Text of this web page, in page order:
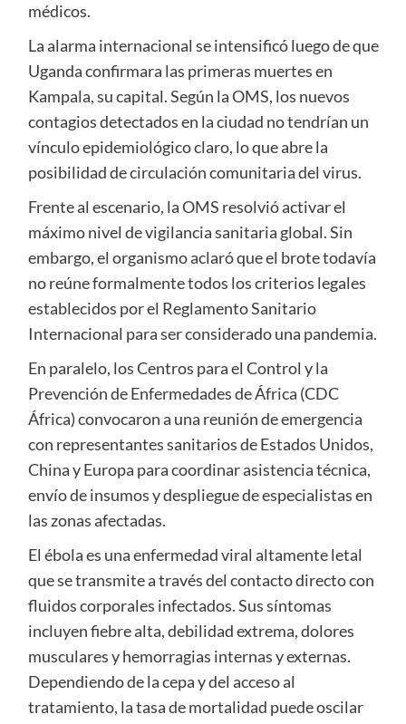
médicos.
La alarma internacional se intensificó luego de que
Uganda confirmara las primeras muertes en
Kampala, su capital. Según la OMS, los nuevos
contagios detectados en la ciudad no tendrían un
vínculo epidemiológico claro, lo que abre la
posibilidad de circulación comunitaria del virus.
Frente al escenario, la OMS resolvió activar el
máximo nivel de vigilancia sanitaria global. Sin
embargo, el organismo aclaró que el brote todavía
no reúne formalmente todos los criterios legales
establecidos por el Reglamento Sanitario
Internacional para ser considerado una pandemia.
En paralelo, los Centros para el Control y la
Prevención de Enfermedades de África (CDC
África) convocaron a una reunión de emergencia
con representantes sanitarios de Estados Unidos,
China y Europa para coordinar asistencia técnica,
envío de insumos y despliegue de especialistas en
las zonas afectadas.
El ébola es una enfermedad viral altamente letal
que se transmite a través del contacto directo con
fluidos corporales infectados. Sus síntomas
incluyen fiebre alta, debilidad extrema, dolores
musculares y hemorragias internas y externas.
Dependiendo de la cepa y del acceso al
tratamiento, la tasa de mortalidad puede oscilar